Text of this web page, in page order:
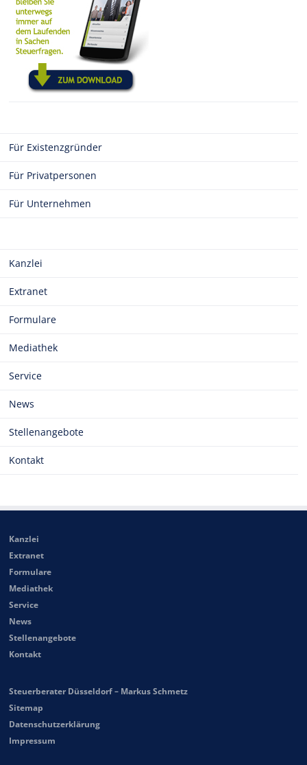
Für Existenzgründer
Für Privatpersonen
Für Unternehmen
Kanzlei
Extranet
Formulare
Mediathek
Service
News
Stellenangebote
Kontakt
Kanzlei
Extranet
Formulare
Mediathek
Service
News
Stellenangebote
Kontakt
Steuerberater Düsseldorf – Markus Schmetz
Sitemap
Datenschutzerklärung
Impressum